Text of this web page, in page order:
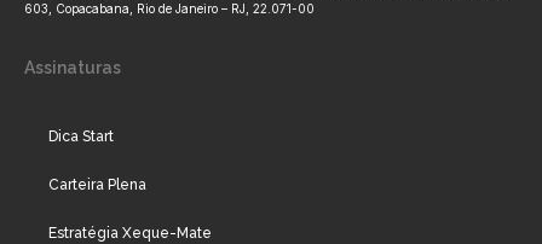
603, Copacabana, Rio de Janeiro – RJ, 22.071-00
Assinaturas
Dica Start
Carteira Plena
Estratégia Xeque-Mate